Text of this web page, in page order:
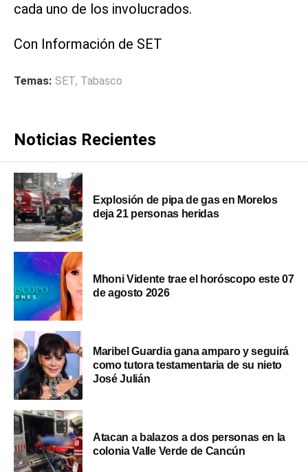
cada uno de los involucrados.
Con Información de SET
Temas: SET, Tabasco
Noticias Recientes
Explosión de pipa de gas en Morelos
deja 21 personas heridas
Mhoni Vidente trae el horóscopo este 07
de agosto 2026
Maribel Guardia gana amparo y seguirá
como tutora testamentaria de su nieto
José Julián
Atacan a balazos a dos personas en la
colonia Valle Verde de Cancún